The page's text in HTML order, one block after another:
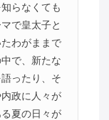
らなくても
で皇太子と
わがままで
で、新たな
ったり、そ
政に人々が
夏の日々が